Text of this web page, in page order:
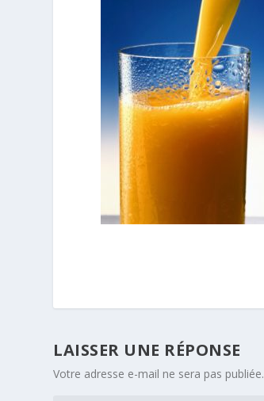
LAISSER UNE RÉPONSE
Votre adresse e-mail ne sera pas publiée.